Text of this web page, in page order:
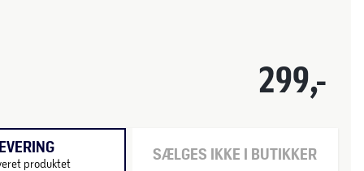
299,-
produktet SÆLGES IKKE I BUTIKKER